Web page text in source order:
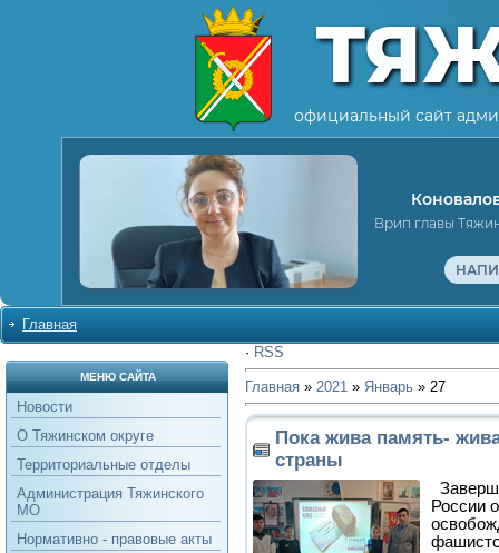
официальный сайт
Врип главы
Главная
МЕНЮ САЙТА
Новости
О Тяжинском округе
Территориальные отделы
Администрация Тяжинского
МО
Нормативно - правовые акты
· RSS
Главная » 2021 » Январь » 27
Пока жива память-
страны
России